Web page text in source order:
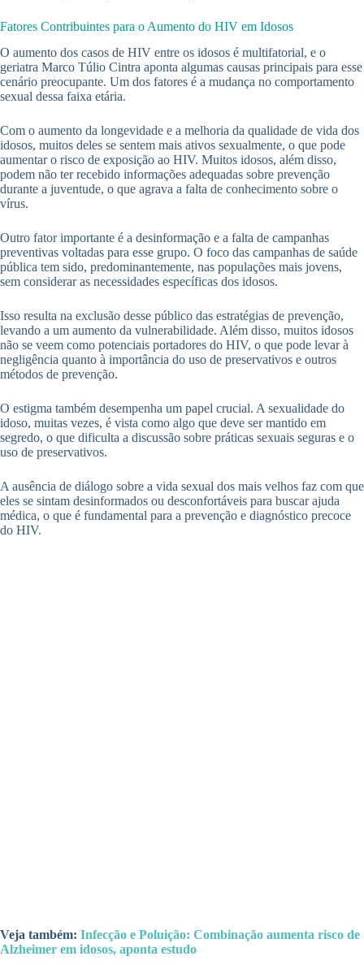
Fatores Contribuintes para o Aumento do HIV em Idosos
O aumento dos casos de HIV entre os idosos é multifatorial, e o
geriatra Marco Túlio Cintra aponta algumas causas principais para esse
cenário preocupante. Um dos fatores é a mudança no comportamento
sexual dessa faixa etária.
Com o aumento da longevidade e a melhoria da qualidade de vida dos
idosos, muitos deles se sentem mais ativos sexualmente, o que pode
aumentar o risco de exposição ao HIV. Muitos idosos, além disso,
podem não ter recebido informações adequadas sobre prevenção
durante a juventude, o que agrava a falta de conhecimento sobre o
vírus.
Outro fator importante é a desinformação e a falta de campanhas
preventivas voltadas para esse grupo. O foco das campanhas de saúde
pública tem sido, predominantemente, nas populações mais jovens,
sem considerar as necessidades específicas dos idosos.
Isso resulta na exclusão desse público das estratégias de prevenção,
levando a um aumento da vulnerabilidade. Além disso, muitos idosos
não se veem como potenciais portadores do HIV, o que pode levar à
negligência quanto à importância do uso de preservativos e outros
métodos de prevenção.
O estigma também desempenha um papel crucial. A sexualidade do
idoso, muitas vezes, é vista como algo que deve ser mantido em
segredo, o que dificulta a discussão sobre práticas sexuais seguras e o
uso de preservativos.
A ausência de diálogo sobre a vida sexual dos mais velhos faz com que
eles se sintam desinformados ou desconfortáveis para buscar ajuda
médica, o que é fundamental para a prevenção e diagnóstico precoce
do HIV.
Veja também: Infecção e Poluição: Combinação aumenta risco de
Alzheimer em idosos, aponta estudo